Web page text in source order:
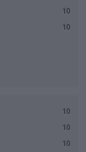
10
10
10
10
10